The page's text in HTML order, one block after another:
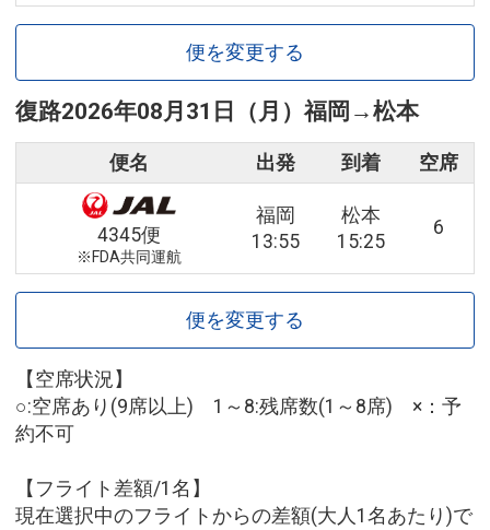
便を変更する
復路2026年08月31日（月）福岡 →松本
便名 出発 到着 空席
4345便
※FDA共同運航
福岡
13:55
松本
15:25
6
便を変更する
【空席状況】
○:空席あり(9席以上) 1～8:残席数(1～8席) ×：予
約不可
【フライト差額/1名】
現在選択中のフライトからの差額(大人1名あたり)で